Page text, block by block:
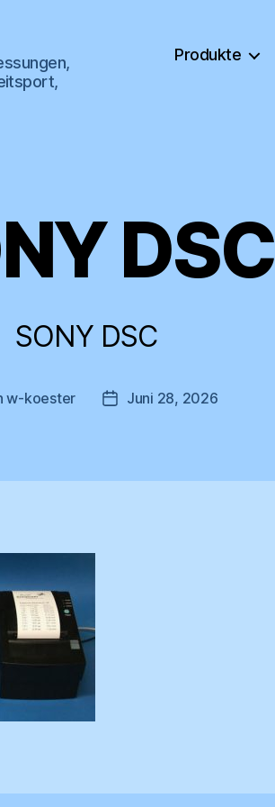
Produkte
DSC
SONY DSC
w-koester Veröffentlichungsdatum
Juni 28, 2026